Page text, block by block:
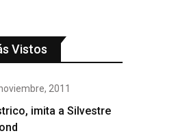
Vistos
2011
imita a Silvestre